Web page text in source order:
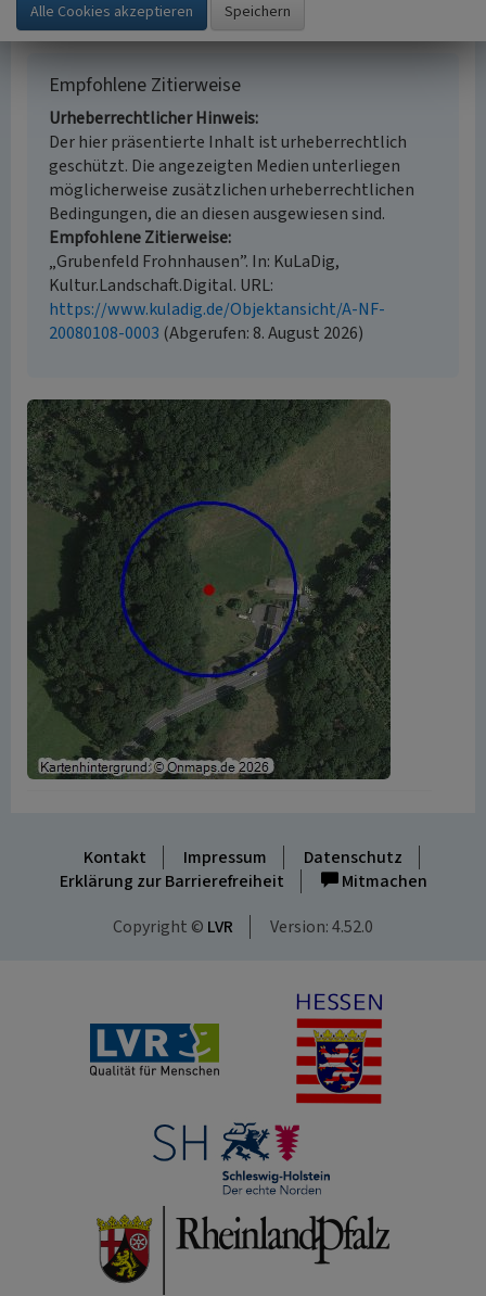
Empfohlene Zitierweise
Urheberrechtlicher Hinweis
Der hier präsentierte Inhalt ist urheberrechtlich
geschützt. Die angezeigten Medien unterliegen
möglicherweise zusätzlichen urheberrechtlichen
Bedingungen, die an diesen ausgewiesen sind.
Empfohlene Zitierweise
„Grubenfeld Frohnhausen”. In: KuLaDig,
Kultur.Landschaft.Digital. URL:
https://www.kuladig.de/Objektansicht/A-NF-
20080108-0003 (Abgerufen: 8. August 2026)
Kontakt Impressum
Datenschutz
Erklärung zur Barrierefreiheit
Mitmachen
Copyright © LVR Version: 4.52.0